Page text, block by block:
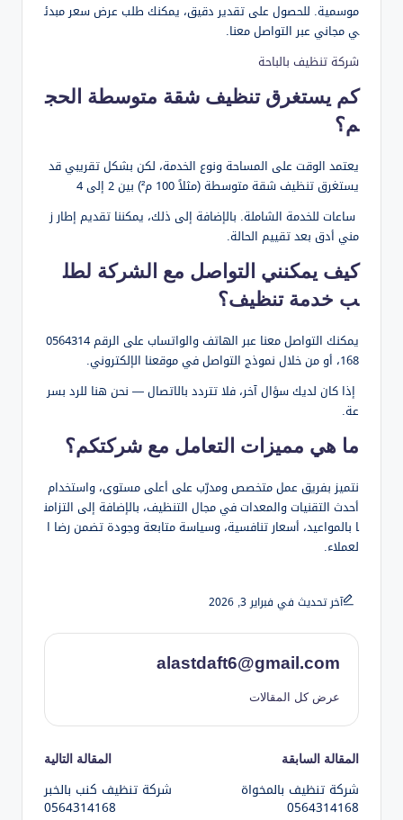
موسمية. للحصول على تقدير دقيق، يمكنك طلب عرض سعر مبدئ
ي مجاني عبر التواصل معنا.
شركة تنظيف بالباحة
كم يستغرق تنظيف شقة متوسطة الحج
م؟
يعتمد الوقت على المساحة ونوع الخدمة، لكن بشكل تقريبي قد
يستغرق تنظيف شقة متوسطة (مثلاً 100 م²) بين 2 إلى 4
ساعات للخدمة الشاملة. بالإضافة إلى ذلك، يمكننا تقديم إطار ز
مني أدق بعد تقييم الحالة.
كيف يمكنني التواصل مع الشركة لطل
ب خدمة تنظيف؟
يمكنك التواصل معنا عبر الهاتف والواتساب على الرقم 0564314
168، أو من خلال نموذج التواصل في موقعنا الإلكتروني.
إذا كان لديك سؤال آخر، فلا تتردد بالاتصال — نحن هنا للرد بسر
عة.
ما هي مميزات التعامل مع شركتكم؟
نتميز بفريق عمل متخصص ومدرّب على أعلى مستوى، واستخدام
أحدث التقنيات والمعدات في مجال التنظيف، بالإضافة إلى التزامن
ا بالمواعيد، أسعار تنافسية، وسياسة متابعة وجودة تضمن رضا ا
لعملاء.
آخر تحديث في فبراير 3, 2026
alastdaft6@gmail.com
عرض كل المقالات
تصفّح
المقالات
المقالة السابقة
شركة تنظيف بالمخواة
0564314168
المقالة التالية
شركة تنظيف كنب بالخبر
0564314168